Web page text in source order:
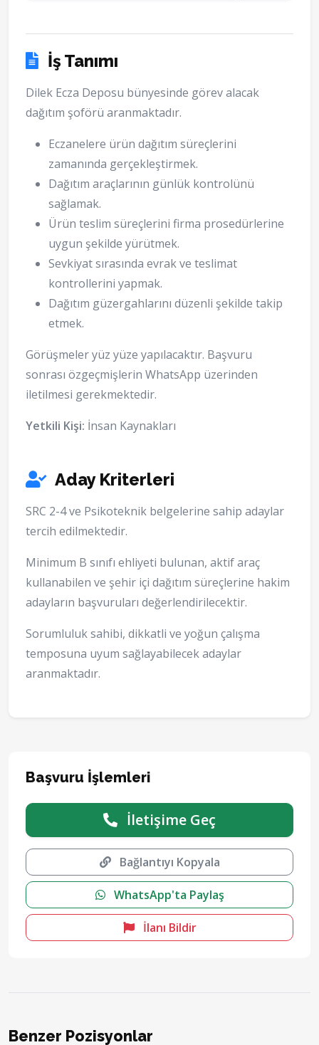
İş Tanımı
Dilek Ecza Deposu bünyesinde görev alacak
dağıtım şoförü aranmaktadır.
Eczanelere ürün dağıtım süreçlerini
zamanında gerçekleştirmek.
Dağıtım araçlarının günlük kontrolünü
sağlamak.
Ürün teslim süreçlerini firma prosedürlerine
uygun şekilde yürütmek.
Sevkiyat sırasında evrak ve teslimat
kontrollerini yapmak.
Dağıtım güzergahlarını düzenli şekilde takip
etmek.
Görüşmeler yüz yüze yapılacaktır. Başvuru
sonrası özgeçmişlerin WhatsApp üzerinden
iletilmesi gerekmektedir.
Yetkili Kişi: İnsan Kaynakları
Aday Kriterleri
SRC 2-4 ve Psikoteknik belgelerine sahip adaylar
tercih edilmektedir.
Minimum B sınıfı ehliyeti bulunan, aktif araç
kullanabilen ve şehir içi dağıtım süreçlerine hakim
adayların başvuruları değerlendirilecektir.
Sorumluluk sahibi, dikkatli ve yoğun çalışma
temposuna uyum sağlayabilecek adaylar
aranmaktadır.
Başvuru İşlemleri
İletişime Geç
Bağlantıyı Kopyala
WhatsApp'ta Paylaş
İlanı Bildir
Benzer Pozisyonlar